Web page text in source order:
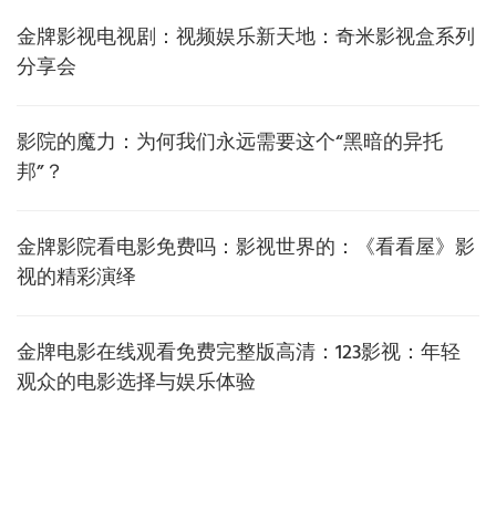
金牌影视电视剧：视频娱乐新天地：奇米影视盒系列
分享会
影院的魔力：为何我们永远需要这个“黑暗的异托
邦”？
金牌影院看电影免费吗：影视世界的：《看看屋》影
视的精彩演绎
金牌电影在线观看免费完整版高清：123影视：年轻
观众的电影选择与娱乐体验